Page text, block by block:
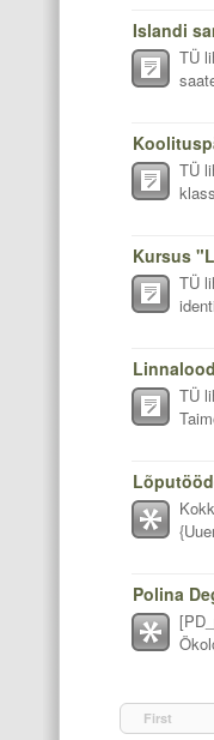
Islandi
TÜ
TÜ
Kursus
TÜ
TÜ
Polina
First